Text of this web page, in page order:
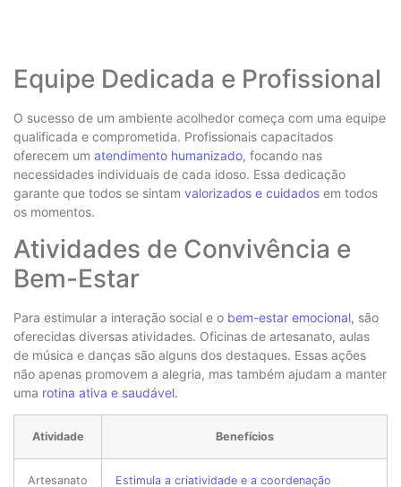
Equipe Dedicada e Profissional
O sucesso de um ambiente acolhedor começa com uma equipe
qualificada e comprometida. Profissionais capacitados
oferecem um atendimento humanizado, focando nas
necessidades individuais de cada idoso. Essa dedicação
garante que todos se sintam valorizados e cuidados em todos
os momentos.
Atividades de Convivência e
Bem-Estar
Para estimular a interação social e o bem-estar emocional, são
oferecidas diversas atividades. Oficinas de artesanato, aulas
de música e danças são alguns dos destaques. Essas ações
não apenas promovem a alegria, mas também ajudam a manter
uma rotina ativa e saudável.
Atividade Benefícios
Artesanato
Estimula a criatividade e a coordenação